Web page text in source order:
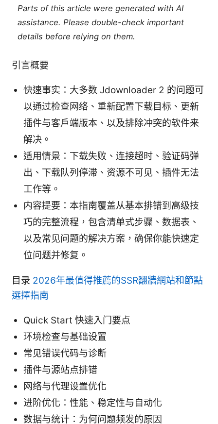
Parts of this article were generated with AI
assistance. Please double-check important
details before relying on them.
引言概要
快速事实：大多数 Jdownloader 2 的问题可
以通过检查网络、重新配置下载目标、更新
插件与客户端版本、以及排除冲突的软件来
解决。
适用情景：下载失败、连接超时、验证码弹
出、下载队列停滞、资源不可见、插件无法
工作等。
内容提要：本指南覆盖从基本排错到高级技
巧的完整流程，包含清单式步骤、数据表、
以及常见问题的解决方案，确保你能快速定
位问题并修复。
目录 2026年最值得推薦的SSR翻牆網站和節點
選擇指南
Quick Start 快速入门要点
环境检查与基础设置
常见错误代码与诊断
插件与源站点排错
网络与代理设置优化
进阶优化：性能、稳定性与自动化
数据与统计：为何问题频发的原因